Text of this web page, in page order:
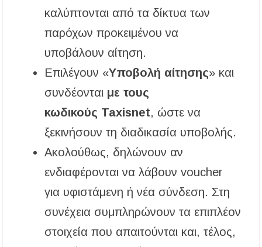
καλύπτονται από τα δίκτυα των
παρόχων προκειμένου να
υποβάλουν αίτηση.
Επιλέγουν «Υποβολή αίτησης» και
συνδέονται με τους
κωδικούς Taxisnet, ώστε να
ξεκινήσουν τη διαδικασία υποβολής.
Ακολούθως, δηλώνουν αν
ενδιαφέρονται να λάβουν voucher
για υφιστάμενη ή νέα σύνδεση. Στη
συνέχεια συμπληρώνουν τα επιπλέον
στοιχεία που απαιτούνται και, τέλος,